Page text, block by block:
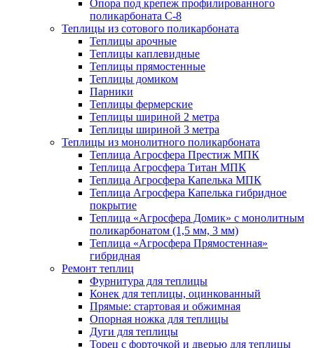
Опора под крепеж профилированного
поликарбоната С-8
Теплицы из сотового поликарбоната
Теплицы арочные
Теплицы каплевидные
Теплицы прямостенные
Теплицы домиком
Парники
Теплицы фермерские
Теплицы шириной 2 метра
Теплицы шириной 3 метра
Теплицы из монолитного поликарбоната
Теплица Агросфера Престиж МПК
Теплица Агросфера Титан МПК
Теплица Агросфера Капелька МПК
Теплица Агросфера Капелька гибридное
покрытие
Теплица «Агросфера Домик» с монолитным
поликарбонатом (1,5 мм, 3 мм)
Теплица «Агросфера Прямостенная»
гибридная
Ремонт теплиц
Фурнитура для теплицы
Конек для теплицы, оцинкованный
Прямые: стартовая и обжимная
Опорная ножка для теплицы
Дуги для теплицы
Торец с форточкой и дверью для теплицы